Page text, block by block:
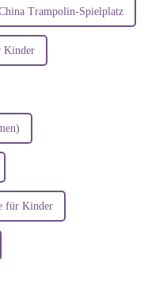
Trampolin-Spielplatz
Kinder
für Kinder